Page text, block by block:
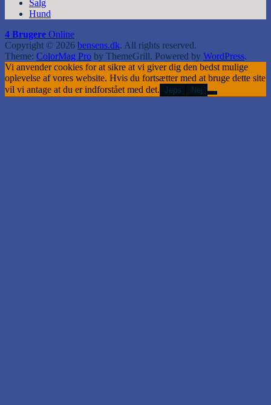
Salg
Hund
4 Brugere Online
Copyright © 2026 bensens.dk. All rights reserved.
Theme: ColorMag Pro by ThemeGrill. Powered by WordPress.
Vi anvender cookies for at sikre at vi giver dig den bedst mulige
oplevelse af vores website. Hvis du fortsætter med at bruge dette site
vil vi antage at du er indforstået med det. Jeps Nej